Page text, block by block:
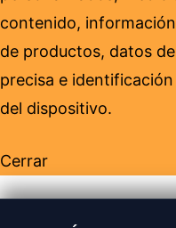
contenido,
de productos, datos
precisa e
del dispositivo.
Cerrar